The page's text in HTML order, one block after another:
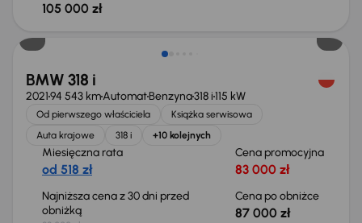
105 000 zł
Taniej o 1 000 zł
BMW 318 i
202194 543 kmAutomatBenzyna318 i115 kW
Od pierwszego właściciela
Książka serwisowa
Auta krajowe
318 i +10 kolejnych
Miesięczna rata
od 518 zł
Cena promocyjna
83 000 zł
Najniższa cena z 30 dni przed
obniżką
Cena po obniżce
87 000 zł